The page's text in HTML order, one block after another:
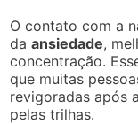
O contato com a
daansiedade,
concentração.
que muitas
revigoradas após
pelas trilhas.